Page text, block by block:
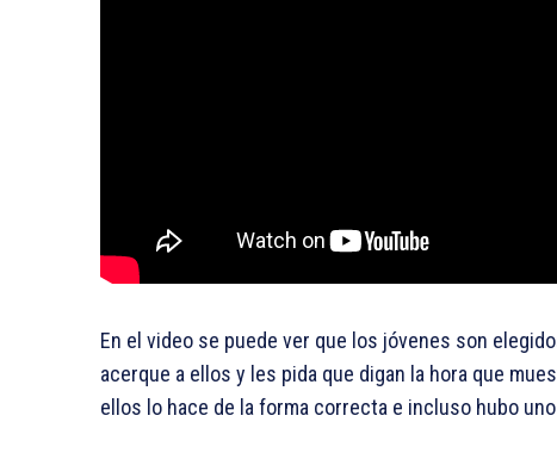
En el video se puede ver que los jóvenes son
acerque a ellos y les pida que digan la hora que
ellos lo hace de la forma correcta e incluso hubo